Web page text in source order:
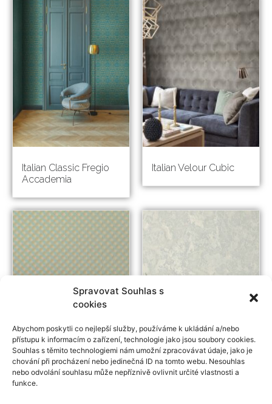
Spravovat Souhlas s
cookies
Abychom poskytli co nejlepší služby, používáme k ukládání a/nebo
přístupu k informacím o zařízení, technologie jako jsou soubory cookies.
Souhlas s těmito technologiemi nám umožní zpracovávat údaje, jako je
chování při procházení nebo jedinečná ID na tomto webu. Nesouhlas
nebo odvolání souhlasu může nepříznivě ovlivnit určité vlastnosti a
funkce.
Italian Classic Fregio
Accademia
Italian Velour Cubic
Altagamma Home